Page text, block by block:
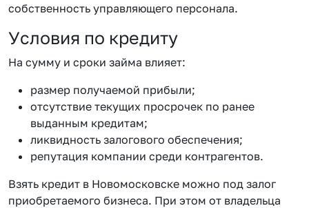
собственность управляющего персонала.
Условия по кредиту
На сумму и сроки займа влияет:
размер получаемой прибыли;
отсутствие текущих просрочек по ранее
выданным кредитам;
ликвидность залогового обеспечения;
репутация компании среди контрагентов.
Взять кредит в Новомосковске можно под залог
приобретаемого бизнеса. При этом от владельца